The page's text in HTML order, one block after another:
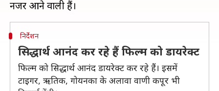
निर्देशन
सिद्धार्थ आनंद कर रहे हैं फिल्म को डायरेक्ट
फिल्म को सिद्धार्थ आनंद डायरेक्ट कर रहे हैं। इसमें
टाइगर, ऋतिक, गोयनका के अलावा वाणी कपूर भी